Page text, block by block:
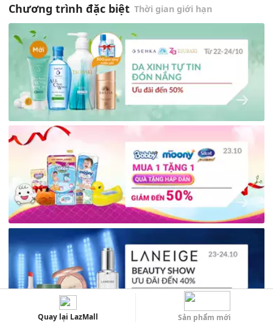
Chương trình đặc biệt Thời gian giới hạn
Quay lại LazMall Sản phẩm mới